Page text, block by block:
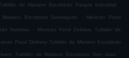
de Mariano Escobedo Parque Industrial .
Escobedo Santiaguito . Mexican Food
Nativitas . Mexican Food Delivery Tultitlán de
Food Delivery Tultitlán de Mariano Escobedo
Tultitlán de Mariano Escobedo San Juan .